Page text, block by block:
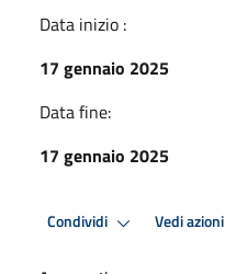
Data inizio :
17 gennaio 2025
Data fine:
17 gennaio 2025
Condividi Vedi azioni